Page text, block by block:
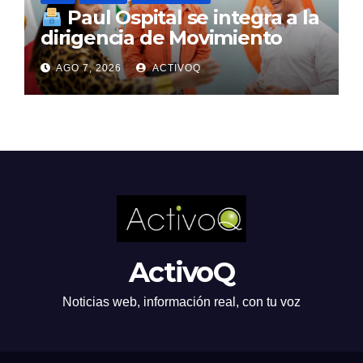
Paul Ospital se integra a la
dirigencia de Movimiento
Ciudadano en Querétaro
AGO 7, 2026 ACTIVOQ
ActivoQ
Noticias web, información real, con tu voz